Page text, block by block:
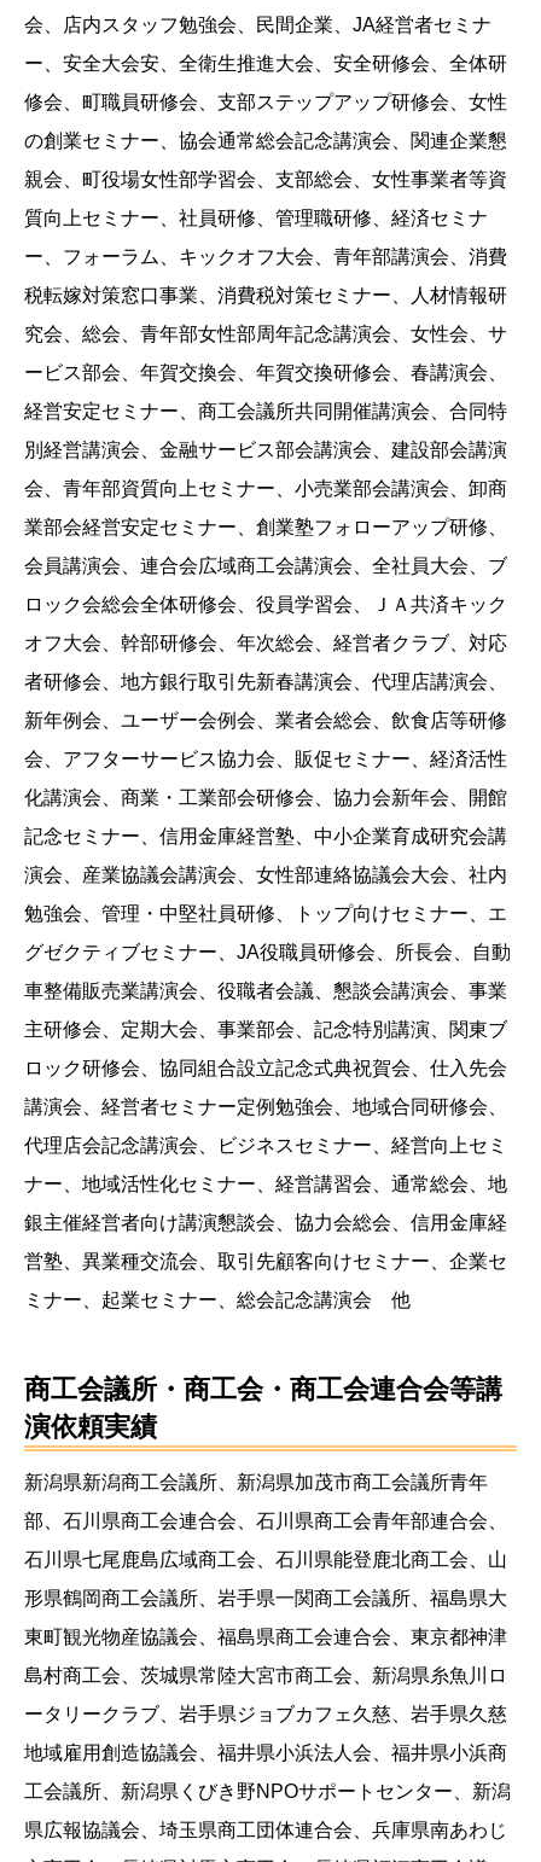
会、店内スタッフ勉強会、民間企業、JA経営者セミナ
ー、安全大会安、全衛生推進大会、安全研修会、全体研
修会、町職員研修会、支部ステップアップ研修会、女性
の創業セミナー、協会通常総会記念講演会、関連企業懇
親会、町役場女性部学習会、支部総会、女性事業者等資
質向上セミナー、社員研修、管理職研修、経済セミナ
ー、フォーラム、キックオフ大会、青年部講演会、消費
税転嫁対策窓口事業、消費税対策セミナー、人材情報研
究会、総会、青年部女性部周年記念講演会、女性会、サ
ービス部会、年賀交換会、年賀交換研修会、春講演会、
経営安定セミナー、商工会議所共同開催講演会、合同特
別経営講演会、金融サービス部会講演会、建設部会講演
会、青年部資質向上セミナー、小売業部会講演会、卸商
業部会経営安定セミナー、創業塾フォローアップ研修、
会員講演会、連合会広域商工会講演会、全社員大会、ブ
ロック会総会全体研修会、役員学習会、ＪＡ共済キック
オフ大会、幹部研修会、年次総会、経営者クラブ、対応
者研修会、地方銀行取引先新春講演会、代理店講演会、
新年例会、ユーザー会例会、業者会総会、飲食店等研修
会、アフターサービス協力会、販促セミナー、経済活性
化講演会、商業・工業部会研修会、協力会新年会、開館
記念セミナー、信用金庫経営塾、中小企業育成研究会講
演会、産業協議会講演会、女性部連絡協議会大会、社内
勉強会、管理・中堅社員研修、トップ向けセミナー、エ
グゼクティブセミナー、JA役職員研修会、所長会、自動
車整備販売業講演会、役職者会議、懇談会講演会、事業
主研修会、定期大会、事業部会、記念特別講演、関東ブ
ロック研修会、協同組合設立記念式典祝賀会、仕入先会
講演会、経営者セミナー定例勉強会、地域合同研修会、
代理店会記念講演会、ビジネスセミナー、経営向上セミ
ナー、地域活性化セミナー、経営講習会、通常総会、地
銀主催経営者向け講演懇談会、協力会総会、信用金庫経
営塾、異業種交流会、取引先顧客向けセミナー、企業セ
ミナー、起業セミナー、総会記念講演会 他
商工会議所・商工会・商工会連合会等講
演依頼実績
新潟県新潟商工会議所、新潟県加茂市商工会議所青年
部、石川県商工会連合会、石川県商工会青年部連合会、
石川県七尾鹿島広域商工会、石川県能登鹿北商工会、山
形県鶴岡商工会議所、岩手県一関商工会議所、福島県大
東町観光物産協議会、福島県商工会連合会、東京都神津
島村商工会、茨城県常陸大宮市商工会、新潟県糸魚川ロ
ータリークラブ、岩手県ジョブカフェ久慈、岩手県久慈
地域雇用創造協議会、福井県小浜法人会、福井県小浜商
工会議所、新潟県くびき野NPOサポートセンター、新潟
県広報協議会、埼玉県商工団体連合会、兵庫県南あわじ